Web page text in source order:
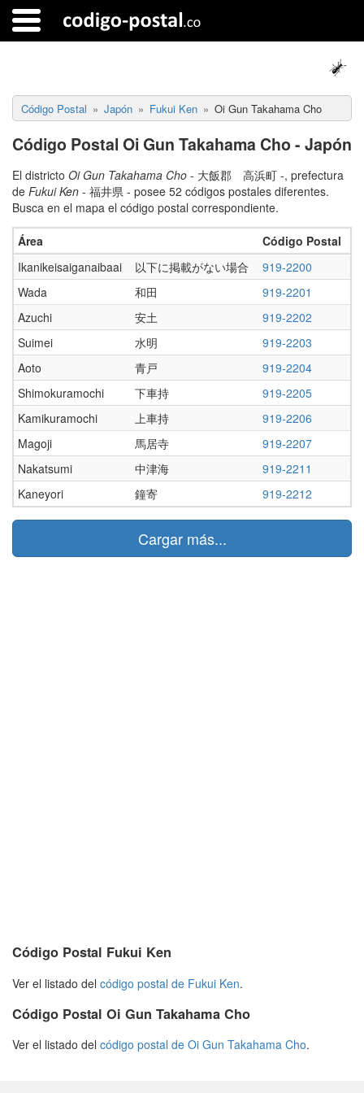
Código Postal Japón Fukui Ken Oi Gun Takahama Cho
Código Postal Oi Gun Takahama Cho - Japón
El districto Oi Gun Takahama Cho - 大飯郡 高浜町 -, prefectura
de Fukui Ken - 福井県 - posee 52 códigos postales diferentes.
Busca en el mapa el código postal correspondiente.
Área
Código Postal
Ikanikeisaiganaibaai
以下に掲載がない場合
919-2200
Wada
和田
919-2201
Azuchi
安土
919-2202
Suimei
水明
919-2203
Aoto
青戸
919-2204
Shimokuramochi
下車持
919-2205
Kamikuramochi
上車持
919-2206
Magoji
馬居寺
919-2207
Nakatsumi
中津海
919-2211
Kaneyori
鐘寄 919-2212
Cargar más...
Código Postal Fukui Ken
Ver el listado del código postal de Fukui Ken.
Código Postal Oi Gun Takahama Cho
Ver el listado del código postal de Oi Gun Takahama Cho.